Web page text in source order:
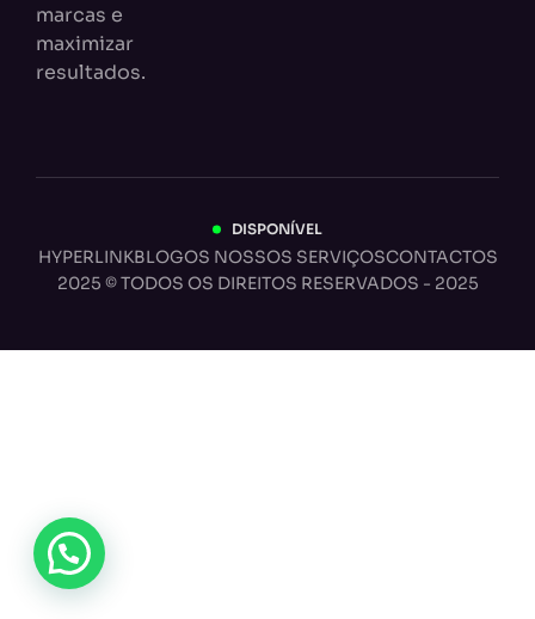
marcas e
maximizar
resultados.
DISPONÍVEL
HYPERLINKBLOGOS NOSSOS SERVIÇOSCONTACTOS
2025 © TODOS OS DIREITOS RESERVADOS - 2025